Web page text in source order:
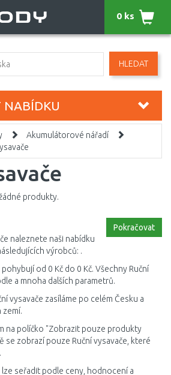
HLEDAT
0 ks
NABÍDKU
Akumulátorové nářadí
produkty.
Pokračovat
naleznete naši nabídku
výrobců: .
od 0 Kč do 0 Kč. Všechny Ruční
a mnoha dalších parametrů.
vysavače zasíláme po celém Česku a
zemí.
na políčko "Zobrazit pouze produkty
se zobrazí pouze Ruční vysavače, které
lze seřadit podle ceny, hodnocení a